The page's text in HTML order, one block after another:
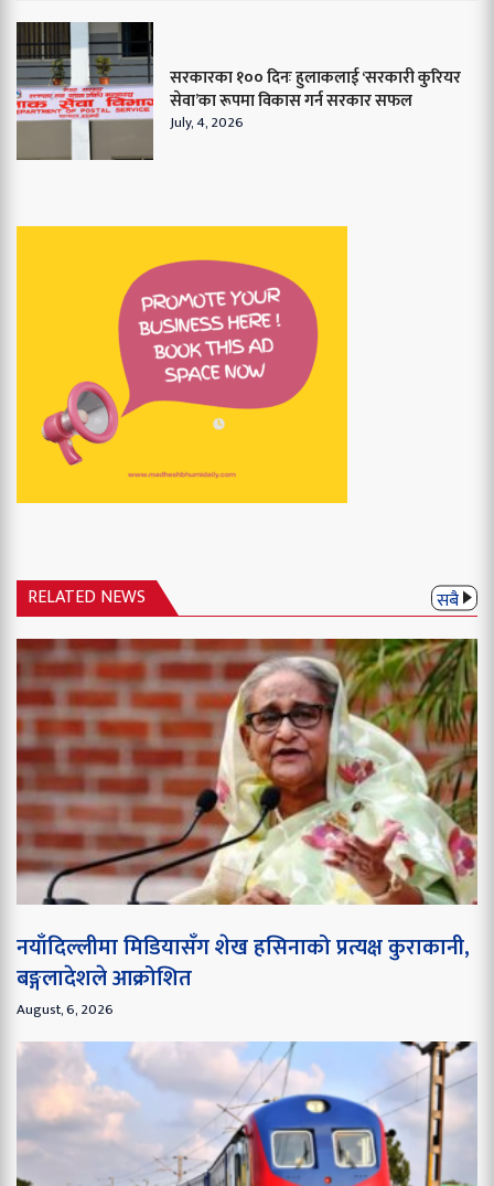
सरकारका १०० दिनः हुलाकलाई ‘सरकारी कुरियर
सेवा’का रूपमा विकास गर्न सरकार सफल
July, 4, 2026
RELATED NEWS सबै
नयाँदिल्लीमा मिडियासँग शेख हसिनाको प्रत्यक्ष कुराकानी,
बङ्गलादेशले आक्रोशित
August, 6, 2026